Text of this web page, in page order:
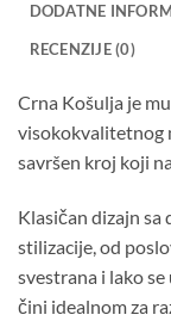
DODATNE
RECENZIJE (0)
Crna Košulja je
visokokvalitetnog
savršen kroj koji
Klasičan dizajn sa
stilizacije, od
svestrana i lako
čini idealnom za